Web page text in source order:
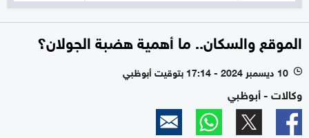
الموقع والسكان.. ما أهمية هضبة الجولان؟
l 10 ديسمبر 2024 - 17:14 بتوقيت أبوظبي
وكالات - أبوظبي